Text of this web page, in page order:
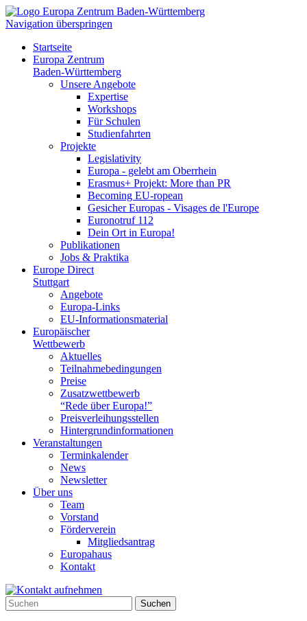
Navigation überspringen
Startseite
Europa Zentrum
Baden-Württemberg
Unsere Angebote
Expertise
Workshops
Für Schulen
Studienfahrten
Projekte
Legislativity
Europa - gelebt am Oberrhein
Erasmus+ Projekt: More than PR
Becoming EU-ropean
Gesicher Europas - Visages de l'Europe
Euronotruf 112
Dein Ort in Europa!
Publikationen
Jobs & Praktika
Europe Direct
Stuttgart
Angebote
Europa-Links
EU-Informationsmaterial
Europäischer
Wettbewerb
Aktuelles
Teilnahme­bedingungen
Preise
Zusatzwettbewerb
“Rede über Europa!”
Preisverleihungsstellen
Hintergrundinformationen
Veranstaltungen
Terminkalender
News
Newsletter
Über uns
Team
Vorstand
Förderverein
Mitgliedsantrag
Europahaus
Kontakt
Suchen